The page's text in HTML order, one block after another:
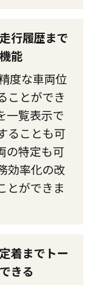
行履歴まで
能
度な車両位
ことができ
一覧表示で
ることも可
の特定も可
効率化の改
とができま
着までトー
きる